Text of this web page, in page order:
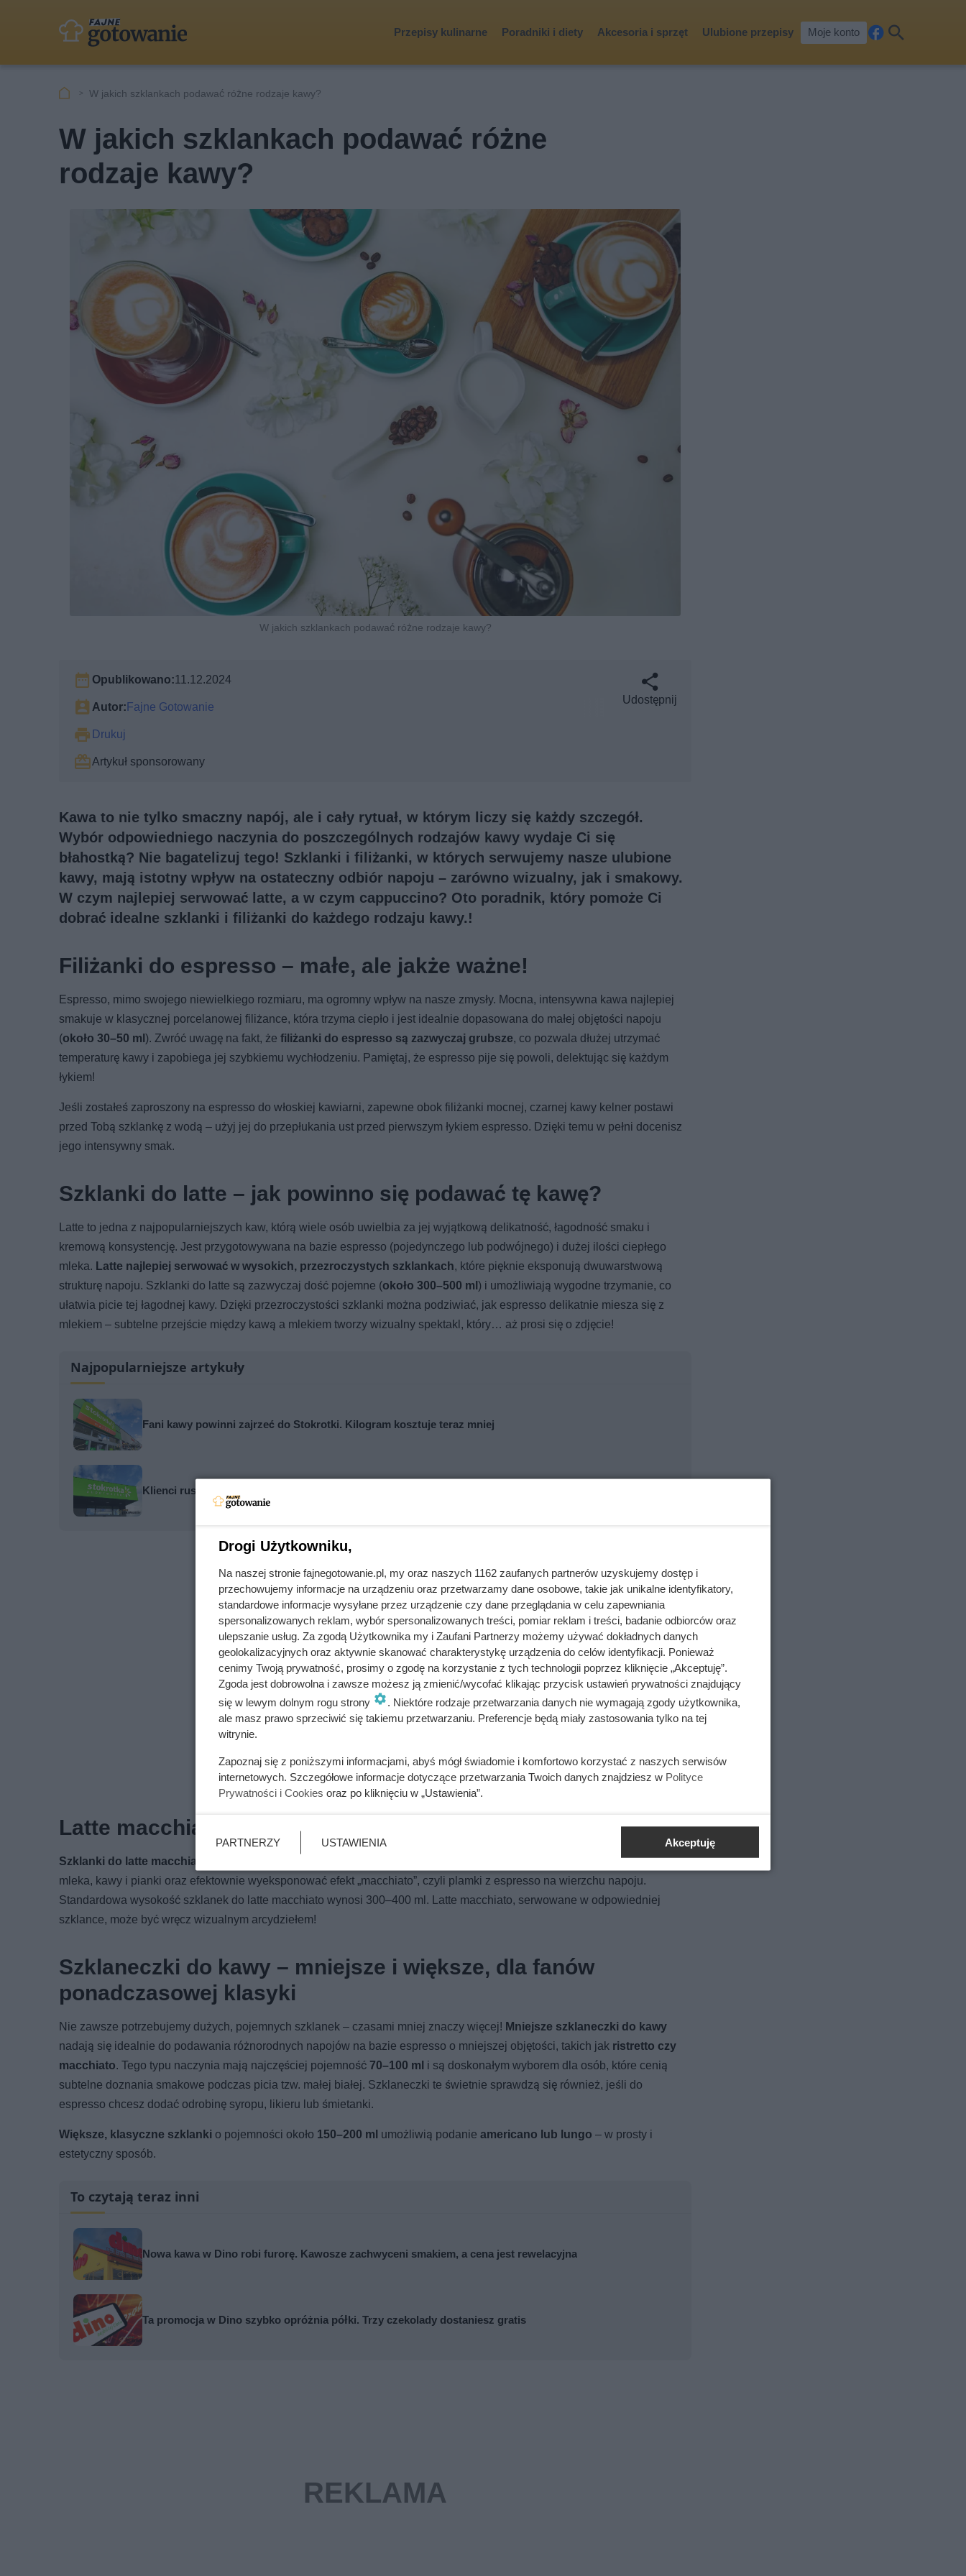
Przepisy kulinarne Poradniki i diety Akcesoria i sprzęt Ulubione przepisy Moje konto
cebkaj
W jakich szklankach podawać różne rodzaje kawy?
W jakich szklankach podawać różne
rodzaje kawy?
W jakich szklankach podawać różne rodzaje kawy?
Opublikowano:11.12.2024
Autor: Fajne Gotowanie
Drukuj
Artykuł sponsorowany
Udostępnij
Kawa to nie tylko smaczny napój, ale i cały rytuał, w którym liczy się każdy szczegół.
Wybór odpowiedniego naczynia do poszczególnych rodzajów kawy wydaje Ci się
błahostką? Nie bagatelizuj tego! Szklanki i filiżanki, w których serwujemy nasze ulubione
kawy, mają istotny wpływ na ostateczny odbiór napoju – zarówno wizualny, jak i smakowy.
W czym najlepiej serwować latte, a w czym cappuccino? Oto poradnik, który pomoże Ci
dobrać idealne szklanki i filiżanki do każdego rodzaju kawy.!
Filiżanki do espresso – małe, ale jakże ważne!
Espresso, mimo swojego niewielkiego rozmiaru, ma ogromny wpływ na nasze zmysły. Mocna, intensywna kawa najlepiej
smakuje w klasycznej porcelanowej filiżance, która trzyma ciepło i jest idealnie dopasowana do małej objętości napoju
(około 30–50 ml ). Zwróć uwagę na fakt, że filiżanki do espresso są zazwyczaj grubsze, co pozwala dłużej utrzymać
temperaturę kawy i zapobiega jej szybkiemu wychłodzeniu. Pamiętaj, że espresso pije się powoli, delektując się każdym
łykiem!
Jeśli zostałeś zaproszony na espresso do włoskiej kawiarni, zapewne obok filiżanki mocnej, czarnej kawy kelner postawi
przed Tobą szklankę z wodą – użyj jej do przepłukania ust przed pierwszym łykiem espresso. Dzięki temu w pełni docenisz
jego intensywny smak.
Szklanki do latte – jak powinno się podawać tę kawę?
Latte to jedna z najpopularniejszych kaw, którą wiele osób uwielbia za jej wyjątkową delikatność, łagodność smaku i
kremową konsystencję. Jest przygotowywana na bazie espresso (pojedynczego lub podwójnego) i dużej ilości ciepłego
mleka. Latte najlepiej serwować w wysokich, przezroczystych szklankach, które pięknie eksponują dwuwarstwową
strukturę napoju. Szklanki do latte są zazwyczaj dość pojemne (około 300–500 ml ) i umożliwiają wygodne trzymanie, co
ułatwia picie tej łagodnej kawy. Dzięki przezroczystości szklanki można podziwiać, jak espresso delikatnie miesza się z
mlekiem – subtelne przejście między kawą a mlekiem tworzy wizualny spektakl, który… aż prosi się o zdjęcie!
Najpopularniejsze artykuły
Fani kawy powinni zajrzeć do Stokrotki. Kilogram kosztuje teraz mniej
Klienci ruszą po zapasy. W Stokrotce kawa 1+1 gratis bez żadnych limitów
Latte macchiato – wyjątkowe szklanki dla wyjątkowego efektu
Szklanki do latte macchiato
są wysokie i przezroczyste, co pozwala podziwiać imponujące, trójwarstwowe kompozycje
mleka, kawy i pianki oraz efektownie wyeksponować efekt „macchiato”, czyli plamki z espresso na wierzchu napoju.
Standardowa wysokość szklanek do latte macchiato wynosi 300–400 ml. Latte macchiato, serwowane w odpowiedniej
szklance, może być wręcz wizualnym arcydziełem!
Szklaneczki do kawy – mniejsze i większe, dla fanów
ponadczasowej klasyki
Nie zawsze potrzebujemy dużych, pojemnych szklanek – czasami mniej znaczy więcej! Mniejsze szklaneczki do kawy
nadają się idealnie do podawania różnorodnych napojów na bazie espresso o mniejszej objętości, takich jak ristretto czy
macchiato. Tego typu naczynia mają najczęściej pojemność 70–100 ml i są doskonałym wyborem dla osób, które cenią
subtelne doznania smakowe podczas picia tzw. małej białej. Szklaneczki te świetnie sprawdzą się również, jeśli do
espresso chcesz dodać odrobinę syropu, likieru lub śmietanki.
Większe, klasyczne szklanki o pojemności około 150–200 ml umożliwią podanie americano lub lungo – w prosty i
estetyczny sposób.
To czytają teraz inni
Nowa kawa w Dino robi furorę. Kawosze zachwyceni smakiem, a cena jest rewelacyjna
Ta promocja w Dino szybko opróżnia półki. Trzy czekolady dostaniesz gratis
Drogi Użytkowniku,
Na naszej stronie fajnegotowanie.pl, my oraz naszych 1162 zaufanych partnerów uzyskujemy dostęp i
przechowujemy informacje na urządzeniu oraz przetwarzamy dane osobowe, takie jak unikalne identyfikatory,
standardowe informacje wysyłane przez urządzenie czy dane przeglądania w celu zapewniania
spersonalizowanych reklam, wybór spersonalizowanych treści, pomiar reklam i treści, badanie odbiorców oraz
ulepszanie usług. Za zgodą Użytkownika my i Zaufani Partnerzy możemy używać dokładnych danych
geolokalizacyjnych oraz aktywnie skanować charakterystykę urządzenia do celów identyfikacji. Ponieważ
cenimy Twoją prywatność, prosimy o zgodę na korzystanie z tych technologii poprzez kliknięcie „Akceptuję”.
Zgoda jest dobrowolna i zawsze możesz ją zmienić/wycofać klikając przycisk ustawień prywatności znajdujący
się w lewym dolnym rogu strony
. Niektóre rodzaje przetwarzania danych nie wymagają zgody użytkownika,
ale masz prawo sprzeciwić się takiemu przetwarzaniu. Preferencje będą miały zastosowania tylko na tej
witrynie.
Zapoznaj się z poniższymi informacjami, abyś mógł świadomie i komfortowo korzystać z naszych serwisów
internetowych. Szczegółowe informacje dotyczące przetwarzania Twoich danych znajdziesz w Polityce
Prywatności i Cookies oraz po kliknięciu w „Ustawienia”.
PARTNERZY USTAWIENIA Akceptuję